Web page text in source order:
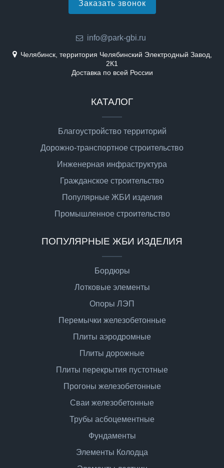
Заказать звонок
info@park-gbi.ru
Челябинск, территория Челябинский Электродный Завод,
2К1
Доставка по всей России
КАТАЛОГ
Благоустройство территорий
Дорожно-транспортное строительство
Инженерная инфраструктура
Гражданское строительство
Популярные ЖБИ изделия
Промышленное строительство
ПОПУЛЯРНЫЕ ЖБИ ИЗДЕЛИЯ
Бордюры
Лотковые элементы
Опоры ЛЭП
Перемычки железобетонные
Плиты аэродромные
Плиты дорожные
Плиты перекрытия пустотные
Прогоны железобетонные
Сваи железобетонные
Трубы асбоцементные
Фундаменты
Элементы Колодца